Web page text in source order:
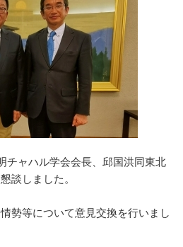
チャハル学会会長、邱国洪同東北
談しました。
勢等について意見交換を行いまし